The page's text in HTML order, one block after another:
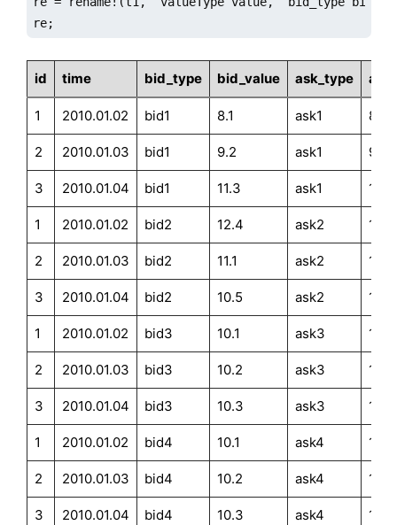
re;
id time bid_type bid_value ask_type
1 2010.01.02 bid1 8.1 ask1 8.1
2 2010.01.03 bid1 9.2 ask1 9.2
3 2010.01.04 bid1 11.3 ask1 11.3
1 2010.01.02 bid2 12.4 ask2 12.4
2 2010.01.03 bid2 11.1 ask2 11.1
3 2010.01.04 bid2 10.5 ask2 10.5
1 2010.01.02 bid3 10.1 ask3 10.1
2 2010.01.03 bid3 10.2 ask3 10.2
3 2010.01.04 bid3 10.3 ask3 10.3
1 2010.01.02 bid4 10.1 ask4 10.1
2 2010.01.03 bid4 10.2 ask4 10.2
3 2010.01.04 bid4 10.3 ask4 10.3